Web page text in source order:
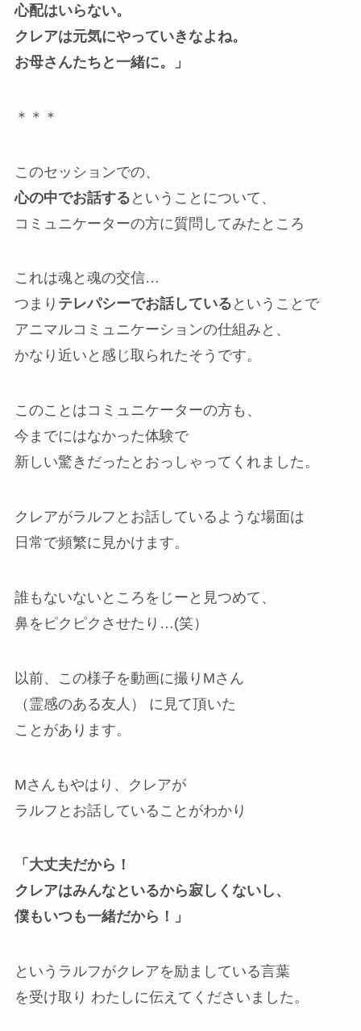
心配はいらない。
クレアは元気にやっていきなよね。
お母さんたちと一緒に。」
＊＊＊
このセッションでの、
心の中でお話する ということについて、
コミュニケーターの方に質問してみたところ
これは魂と魂の交信…
つまり テレパシーでお話している ということで
アニマルコミュニケーションの仕組みと、
かなり近いと感じ取られたそうです。
このことはコミュニケーターの方も、
今までにはなかった体験で
新しい驚きだったとおっしゃってくれました。
クレアがラルフとお話しているような場面は
日常で頻繁に見かけます。
誰もないないところをじーと見つめて、
鼻をピクピクさせたり…(笑）
以前、この様子を動画に撮りMさん
（霊感のある友人） に見て頂いた
ことがあります。
Mさんもやはり、クレアが
ラルフとお話していることがわかり
「大丈夫だから！
クレアはみんなといるから寂しくないし、
僕もいつも一緒だから！」
というラルフがクレアを励ましている言葉
を受け取り わたしに伝えてくださいました。